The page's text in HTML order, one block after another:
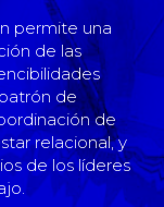
permite una
de las
de
de
relacional, y
de los líderes